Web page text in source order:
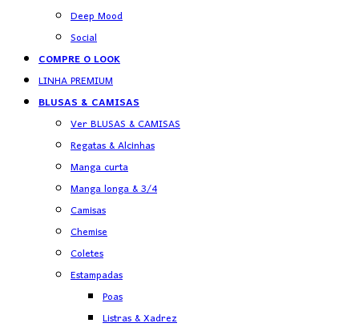
Deep Mood
Social
COMPRE O LOOK
LINHA PREMIUM
BLUSAS & CAMISAS
Ver BLUSAS & CAMISAS
Regatas & Alcinhas
Manga curta
Manga longa & 3/4
Camisas
Chemise
Coletes
Estampadas
Poas
Listras & Xadrez